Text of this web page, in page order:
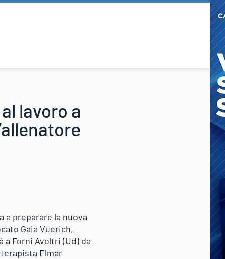
lavoro a
a preparare la nuova
Gaia Vuerich,
Forni Avoltri (Ud) da
Elmar